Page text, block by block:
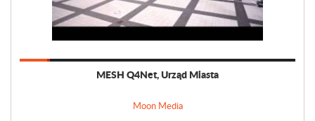
MESH Q4Net, Urząd Miasta
Moon Media